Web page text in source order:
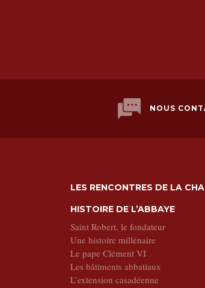
NOUS
LES RENCONTRES DE LA
HISTOIRE DE L’ABBAYE
Saint Robert, le fondateur
Une histoire millénaire
Le pape Clément VI
Les bâtiments abbatiaux
L’extension casadéenne